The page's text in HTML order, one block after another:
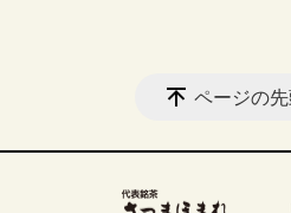
ページの